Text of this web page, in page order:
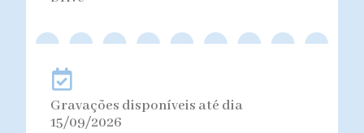
Gravações disponíveis até dia
15/09/2026